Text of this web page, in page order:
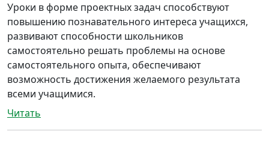
Уроки в форме проектных задач способствуют
повышению познавательного интереса учащихся,
развивают способности школьников
самостоятельно решать проблемы на основе
самостоятельного опыта, обеспечивают
возможность достижения желаемого результата
всеми учащимися.
Читать